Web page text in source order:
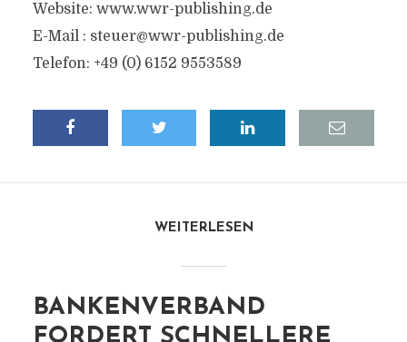
Website: www.wwr-publishing.de
E-Mail : steuer@wwr-publishing.de
Telefon: +49 (0) 6152 9553589
WEITERLESEN
BANKENVERBAND
FORDERT SCHNELLERE